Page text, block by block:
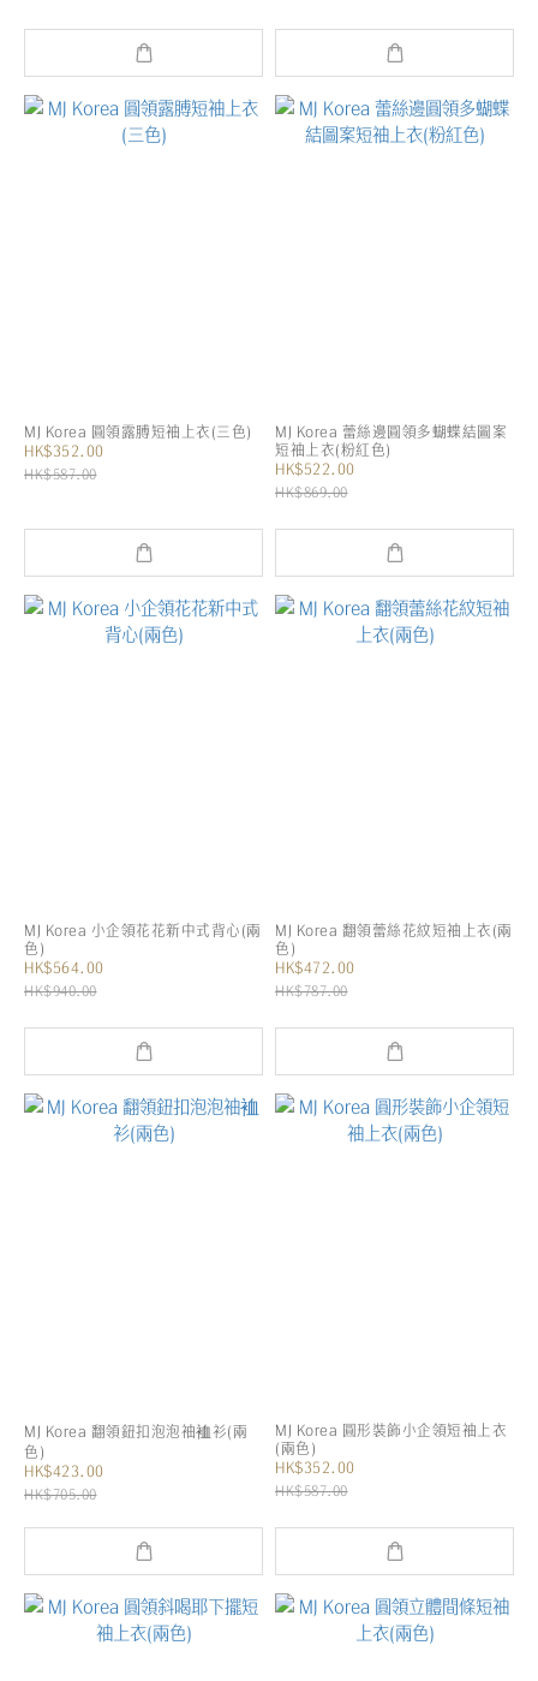
MJ Korea 圓領露膊短袖上衣(三色)
HK$352.00
HK$587.00
MJ Korea 蕾絲邊圓領多蝴蝶結圖案
短袖上衣(粉紅色)
HK$522.00
HK$869.00
MJ Korea 小企領花花新中式背心(兩
色)
HK$564.00
HK$940.00
MJ Korea 翻領蕾絲花紋短袖上衣(兩
色)
HK$472.00
HK$787.00
MJ Korea 翻領鈕扣泡泡袖裇衫(兩
色)
HK$423.00
HK$705.00
MJ Korea 圓形裝飾小企領短袖上衣
(兩色)
HK$352.00
HK$587.00